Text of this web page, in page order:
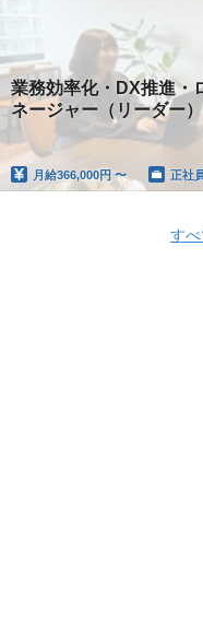
業務効率化・DX推進・
ネージャー（リーダー）
月給366,000円 〜 正社
す